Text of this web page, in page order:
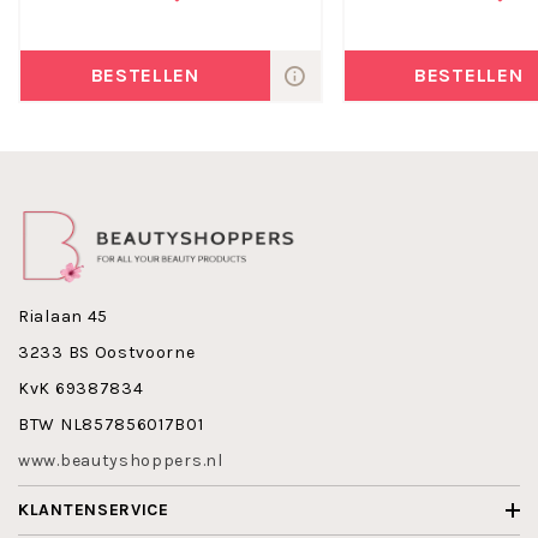
BESTELLEN BESTELLEN
Rialaan 45
3233 BS Oostvoorne
KvK 69387834
BTW NL857856017B01
www.beautyshoppers.nl
KLANTENSERVICE